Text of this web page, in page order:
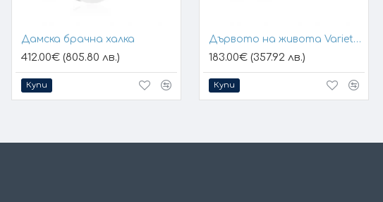
Дамска брачна халка
412.00€ (805.80 лв.)
Купи
Дървото на живота Variety 1
183.00€ (357.92 лв.)
Купи